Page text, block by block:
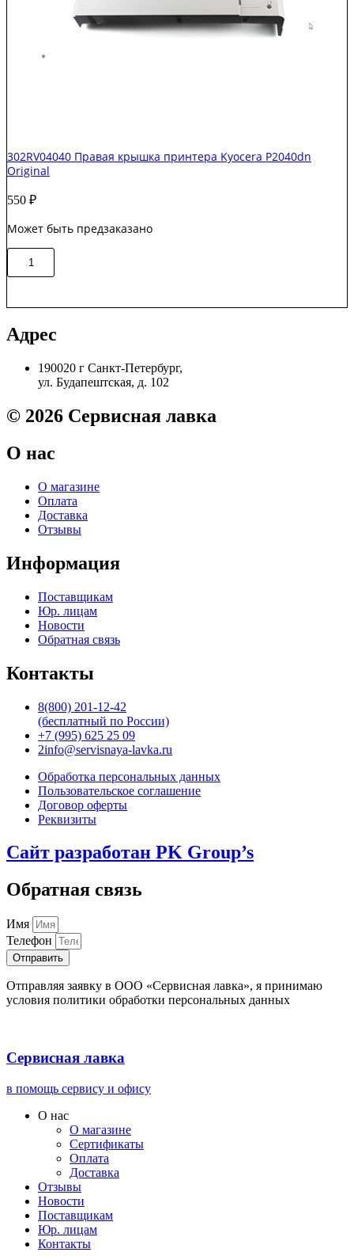
302RV04040 Правая крышка принтера Kyocera P2040dn
Original
550 ₽
Может быть предзаказано
Количество
товара
крышка
принтера
Kyocera
Original
Адрес
190020 г Санкт-Петербург,
ул. Будапештская, д. 102
© 2026 Сервисная лавка
О нас
О магазине
Оплата
Доставка
Отзывы
Информация
Поставщикам
Юр. лицам
Новости
Обратная связь
Контакты
8(800) 201-12-42
(бесплатный по России)
+7 (995) 625 25 09
2info@servisnaya-lavka.ru
Обработка персональных данных
Пользовательское соглашение
Договор оферты
Реквизиты
Сайт разработан PK Group’s
Обратная связь
Имя
Телефон
Отправить
Отправляя заявку в ООО «Сервисная лавка», я принимаю
условия политики обработки персональных данных
Сервисная лавка
в помощь сервису и офису
О нас
О магазине
Сертификаты
Оплата
Доставка
Отзывы
Новости
Поставщикам
Юр. лицам
Контакты